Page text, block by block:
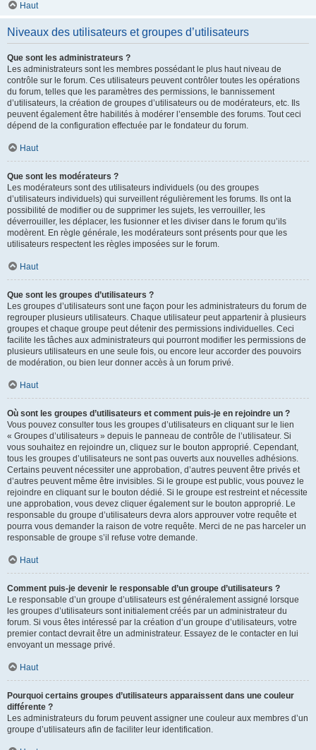
Haut
Niveaux des utilisateurs et groupes d’utilisateurs
Que sont les administrateurs ?
Les administrateurs sont les membres possédant le plus haut niveau de
contrôle sur le forum. Ces utilisateurs peuvent contrôler toutes les opérations
du forum, telles que les paramètres des permissions, le bannissement
d’utilisateurs, la création de groupes d’utilisateurs ou de modérateurs, etc. Ils
peuvent également être habilités à modérer l’ensemble des forums. Tout ceci
dépend de la configuration effectuée par le fondateur du forum.
Haut
Que sont les modérateurs ?
Les modérateurs sont des utilisateurs individuels (ou des groupes
d’utilisateurs individuels) qui surveillent régulièrement les forums. Ils ont la
possibilité de modifier ou de supprimer les sujets, les verrouiller, les
déverrouiller, les déplacer, les fusionner et les diviser dans le forum qu’ils
modèrent. En règle générale, les modérateurs sont présents pour que les
utilisateurs respectent les règles imposées sur le forum.
Haut
Que sont les groupes d’utilisateurs ?
Les groupes d’utilisateurs sont une façon pour les administrateurs du forum de
regrouper plusieurs utilisateurs. Chaque utilisateur peut appartenir à plusieurs
groupes et chaque groupe peut détenir des permissions individuelles. Ceci
facilite les tâches aux administrateurs qui pourront modifier les permissions de
plusieurs utilisateurs en une seule fois, ou encore leur accorder des pouvoirs
de modération, ou bien leur donner accès à un forum privé.
Haut
Où sont les groupes d’utilisateurs et comment puis-je en rejoindre un ?
Vous pouvez consulter tous les groupes d’utilisateurs en cliquant sur le lien
« Groupes d’utilisateurs » depuis le panneau de contrôle de l’utilisateur. Si
vous souhaitez en rejoindre un, cliquez sur le bouton approprié. Cependant,
tous les groupes d’utilisateurs ne sont pas ouverts aux nouvelles adhésions.
Certains peuvent nécessiter une approbation, d’autres peuvent être privés et
d’autres peuvent même être invisibles. Si le groupe est public, vous pouvez le
rejoindre en cliquant sur le bouton dédié. Si le groupe est restreint et nécessite
une approbation, vous devez cliquer également sur le bouton approprié. Le
responsable du groupe d’utilisateurs devra alors approuver votre requête et
pourra vous demander la raison de votre requête. Merci de ne pas harceler un
responsable de groupe s’il refuse votre demande.
Haut
Comment puis-je devenir le responsable d’un groupe d’utilisateurs ?
Le responsable d’un groupe d’utilisateurs est généralement assigné lorsque
les groupes d’utilisateurs sont initialement créés par un administrateur du
forum. Si vous êtes intéressé par la création d’un groupe d’utilisateurs, votre
premier contact devrait être un administrateur. Essayez de le contacter en lui
envoyant un message privé.
Haut
Pourquoi certains groupes d’utilisateurs apparaissent dans une couleur
différente ?
Les administrateurs du forum peuvent assigner une couleur aux membres d’un
groupe d’utilisateurs afin de faciliter leur identification.